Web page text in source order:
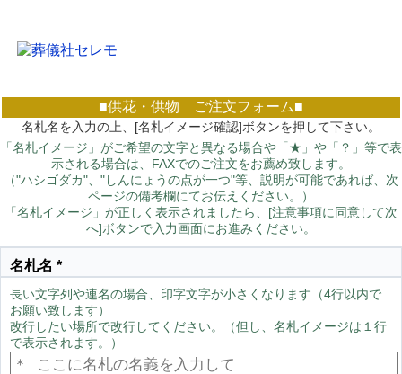
■供花・供物 ご注文フォーム■
名札名を入力の上、[名札イメージ確認]ボタンを押して下さい。
「名札イメージ」がご希望の文字と異なる場合や「★」や「？」等で表
示される場合は、FAXでのご注文をお薦め致します。
（"ハシゴダカ"、"しんにょうの点が一つ"等、説明が可能であれば、次
ページの備考欄にてお伝えください。）
「名札イメージ」が正しく表示されましたら、[注意事項に同意して次
へ]ボタンで入力画面にお進みください。
名札名 *
長い文字列や連名の場合、印字文字が小さくなります（4行以内で
お願い致します）
改行したい場所で改行してください。（但し、名札イメージは１行
で表示されます。）